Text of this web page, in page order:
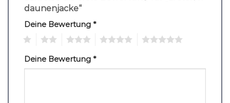
daunenjacke“
Deine Bewertung *
Deine Bewertung *